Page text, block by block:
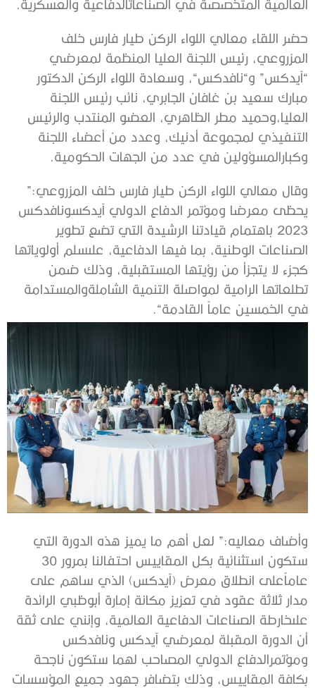
العالمية المتخصصة في الصناعاتالدفاعية والعسكرية.
حضر اللقاء معالي اللواء الركن طيار فارس خلف
المزروعي، رئيس اللجنة العليا المنظمة لمعرضي
“آيدكس” و“نافدكس“، وسعادة اللواء الركن الدكتور
مبارك سعيد بن غافان الجابري، نائب رئيس اللجنة
العليا،وحميد مطر الظاهري، العضو المنتدب والرئيس
التنفيذي لمجموعة أدنيك، وعدد من أعضاء اللجنة
وكبارالمسؤولين في عدد من الجهات الحكومية.
وقال معالي اللواء الركن طيار فارس خلف المزروعي:”
يحظى معرضا ومؤتمر الدفاع الدولي آيدكسونافدكس
2023 باهتمام قيادتنا الرشيدة التي تضع تطوير
الصناعات الوطنية، بما فيها الدفاعية، علىسلم أولوياتها
كجزء لا يتجزأ من رؤيتها المستقبلية، وذلك ضمن
تطلعاتها الرامية لمواصلة التنمية الشاملةوالمستدامة
في الخمسين عاماً القادمة“.
وأضاف معاليه:” لعل أهم ما يميز هذه الدورة التي
ستكون استثنائية بكل المقاييس احتفالنا بمرور
عاماًعلى انطلاق معرض (آيدكس) الذي ساهم على
مدار ثلاثة عقود في تعزيز مكانة إمارة أبوظبي الرائدة
علىخارطة الصناعات الدفاعية العالمية، وإنني على ثقة
أن الدورة المقبلة لمعرضي آيدكس ونافدكس
ومؤتمرالدفاع الدولي المصاحب لهما ستكون ناجحة
بكافة المقاييس، وذلك بتضافر جهود جميع المؤسسات